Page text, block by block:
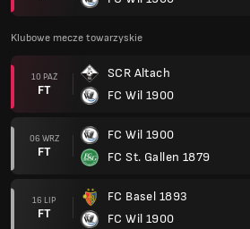
Klubowe mecze towarzyskie
10 PAŹ
FT
SCR Altach
FC Wil 1900
06 WRZ
FT
FC Wil 1900
FC St. Gallen 1879
16 LIP
FT
FC Basel 1893
FC Wil 1900